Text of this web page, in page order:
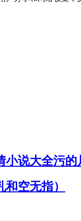
小说大全污的
空无指）